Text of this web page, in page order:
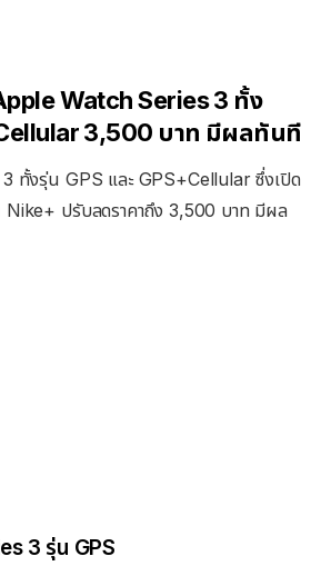
Watch Series 3 ทั้ง
3,500 บาท มีผลทันที
ทั้งรุ่น GPS และ GPS+Cellular ซึ่งเปิด
Nike+ ปรับลดราคาถึง 3,500 บาท มีผล
3 รุ่น GPS